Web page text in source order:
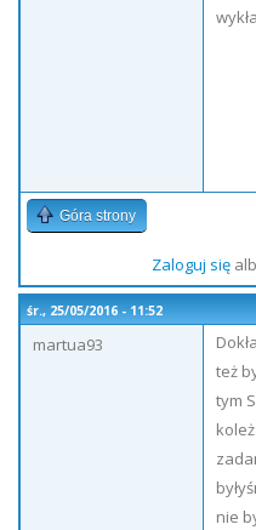
Góra strony
Zaloguj się
śr., 25/05/2016 - 11:52
martua93
też
tym
nie